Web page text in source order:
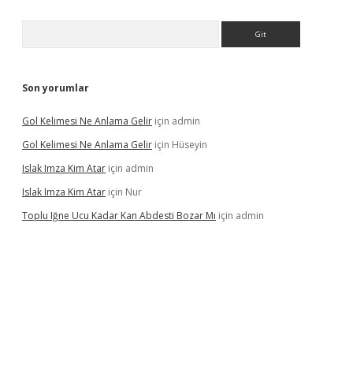
Son yorumlar
Gol Kelimesi Ne Anlama Gelir için admin
Gol Kelimesi Ne Anlama Gelir için Hüseyin
Islak Imza Kim Atar için admin
Islak Imza Kim Atar için Nur
Toplu Iğne Ucu Kadar Kan Abdesti Bozar Mı için admin